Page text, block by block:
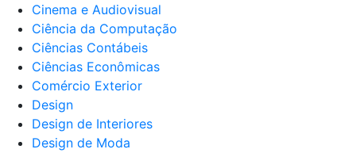
Cinema e Audiovisual
Ciência da Computação
Ciências Contábeis
Ciências Econômicas
Comércio Exterior
Design
Design de Interiores
Design de Moda